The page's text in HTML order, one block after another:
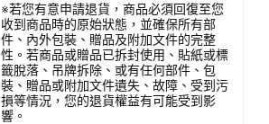
※若您有意申請退貨，商品必須回復至您
收到商品時的原始狀態，並確保所有部
件、內外包裝、贈品及附加文件的完整
性。若商品或贈品已拆封使用、貼紙或標
籤脫落、吊牌拆除、或有任何部件、包
裝、贈品或附加文件遺失、故障、受到污
損等情況，您的退貨權益有可能受到影
響。